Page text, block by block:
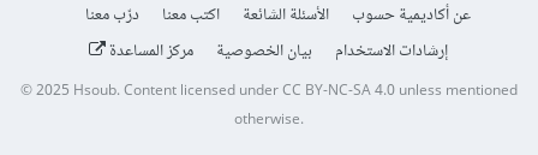
عن أكاديمية حسوب الأسئلة الشائعة اكتب معنا
درّب معنا
إرشادات الاستخدام
بيان الخصوصية مركز المساعدة
© 2025Hsoub.Content licensed underCC BY-NC-SA 4.0unless mentioned
otherwise.